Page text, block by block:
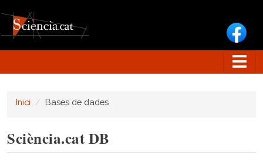
Inici Bases de dades
Sciència.cat DB